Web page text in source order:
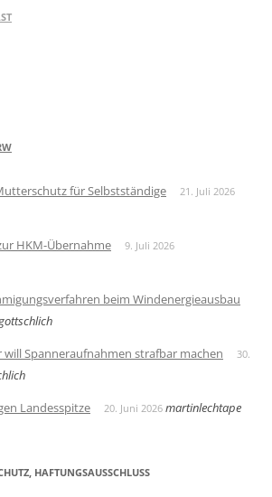
für Selbstständige 21. Juli 2026
HKM-Übernahme
9. Juli 2026
beim Windenergieausbau
will Spanneraufnahmen strafbar machen
30.
Landesspitze
20. Juni 2026 martinlechtape
HAFTUNGSAUSSCHLUSS